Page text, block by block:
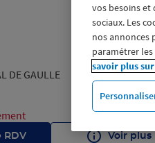
DE GAULLE
RDV Voir plus
vos besoins et
sociaux. Les
nos annonces
paramétrer
savoir plus